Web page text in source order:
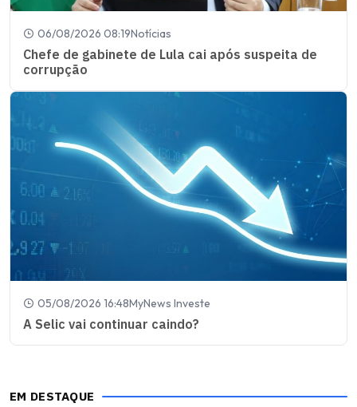
06/08/2026 08:19Notícias
Chefe de gabinete de Lula cai após suspeita de
corrupção
05/08/2026 16:48MyNews Investe
A Selic vai continuar caindo?
EM DESTAQUE